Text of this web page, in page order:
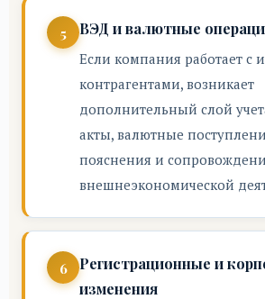
ВЭД и валютные
Если компания работает с
контрагентами, возникает
дополнительный слой
акты, валютные
пояснения и
внешнеэкономической
Регистрационные и
изменения